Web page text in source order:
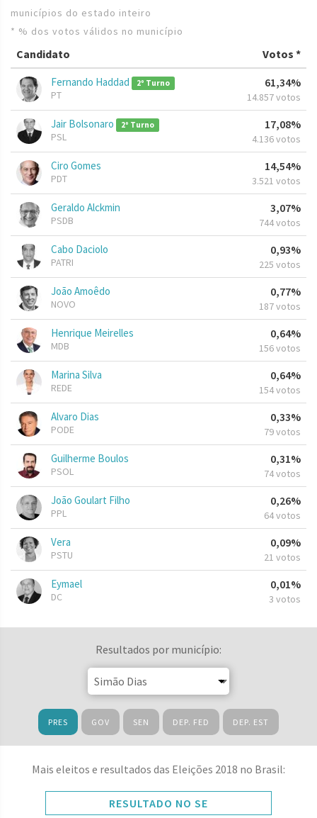
municípios do estado inteiro
* % dos votos válidos no município
Candidato Votos *
Fernando Haddad 2º Turno
PT
61,34%
14.857 votos
Jair Bolsonaro 2º Turno
PSL
17,08%
4.136 votos
Ciro Gomes
PDT
14,54%
3.521 votos
Geraldo Alckmin
PSDB
3,07%
744 votos
Cabo Daciolo
PATRI
0,93%
225 votos
João Amoêdo
NOVO
0,77%
187 votos
Henrique Meirelles
MDB
0,64%
156 votos
Marina Silva
REDE
0,64%
154 votos
Alvaro Dias
PODE
0,33%
79 votos
Guilherme Boulos
PSOL
0,31%
74 votos
João Goulart Filho
PPL
0,26%
64 votos
Vera
PSTU
0,09%
21 votos
Eymael
DC
0,01%
3 votos
Resultados por município:
PRES GOV SEN DEP. FED DEP. EST
Mais eleitos e resultados das Eleições 2018 no Brasil:
RESULTADO NO SE